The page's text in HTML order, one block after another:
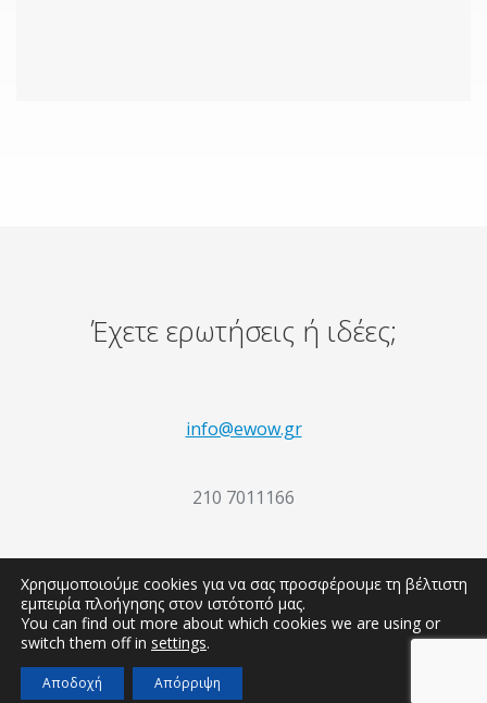
Έχετε ερωτήσεις ή ιδέες;
info@ewow.gr
210 7011166
Φιλολάου 102, Αθήνα, 116 33
Χρησιμοποιούμε cookies για να σας προσφέρουμε τη βέλτιστη
εμπειρία πλοήγησης στον ιστότοπό μας.
You can find out more about which cookies we are using or
switch them off in settings.
Αποδοχή Απόρριψη